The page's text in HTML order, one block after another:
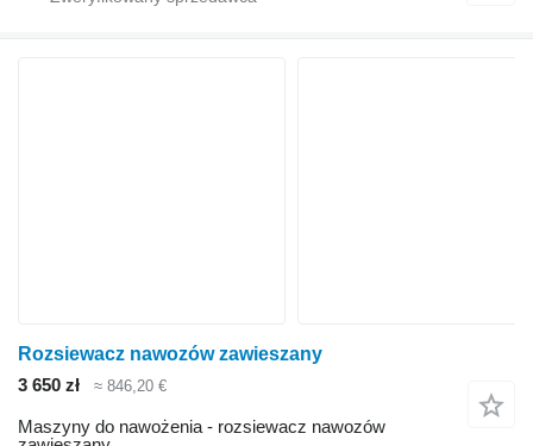
Rozsiewacz nawozów zawieszany
3 650 zł
≈ 846,20 €
Maszyny do nawożenia - rozsiewacz nawozów